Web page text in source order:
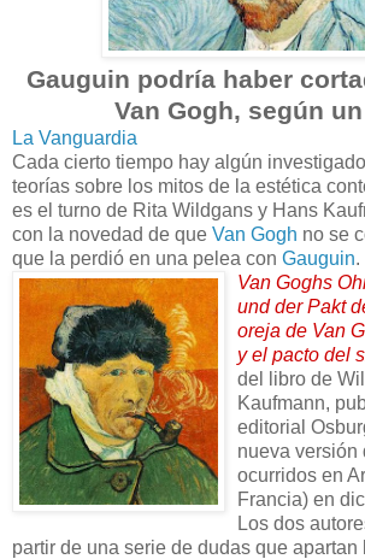
Gauguin podría haber
Van Gogh, según
La Vanguardia
Cada cierto tiempo hay algún
teorías sobre los mitos de la estética
es el turno de Rita Wildgans y Hans
con la novedad de que Van Gogh no se
que la perdió en una pelea con Gauguin.
Van Goghs
und der Pakt
oreja de Van
y el pacto del
del libro de
Kaufmann,
editorial
nueva versión
ocurridos en
Francia) en
Los dos
partir de una serie de dudas que apartan